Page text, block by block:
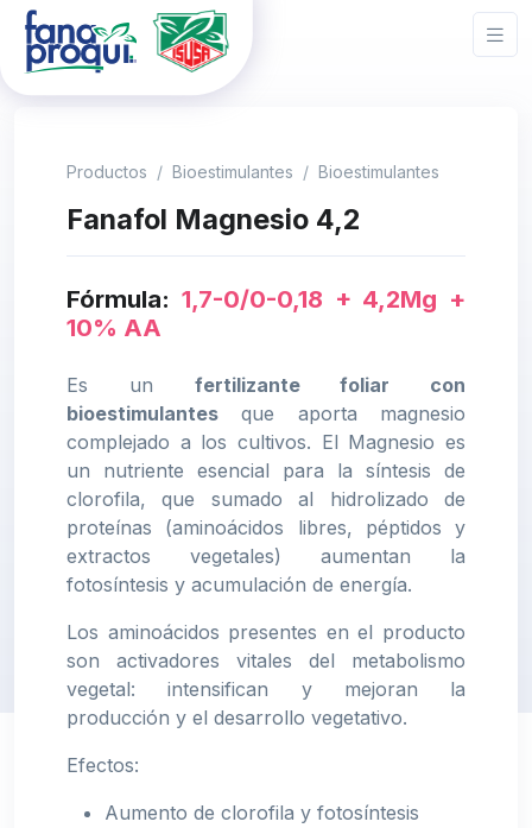
Productos Bioestimulantes Bioestimulantes
Fanafol Magnesio 4,2
Fórmula: 1,7-0/0-0,18 + 4,2Mg +
10% AA
Es un fertilizante foliar con
bioestimulantes que aporta magnesio
complejado a los cultivos. El Magnesio es
un nutriente esencial para la síntesis de
clorofila, que sumado al hidrolizado de
proteínas (aminoácidos libres, péptidos y
extractos vegetales) aumentan la
fotosíntesis y acumulación de energía.
Los aminoácidos presentes en el producto
son activadores vitales del metabolismo
vegetal: intensifican y mejoran la
producción y el desarrollo vegetativo.
Efectos:
Aumento de clorofila y fotosíntesis